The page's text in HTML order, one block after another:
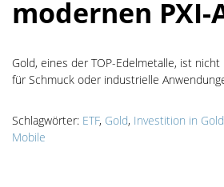
modernen PXI-
Gold, eines der TOP-Edelmetalle, ist
für Schmuck oder industrielle
Schlagwörter: ETF, Gold, Investition in Gold
Mobile